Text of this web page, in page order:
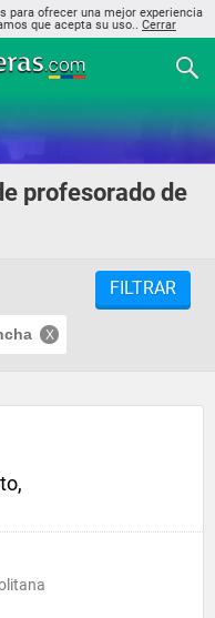
para ofrecer una mejor experiencia
que acepta su uso.. Cerrar
profesorado de
FILTRAR